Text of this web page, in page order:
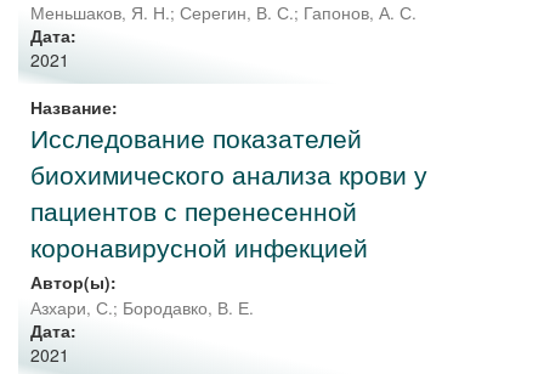
Меньшаков, Я. Н.; Серегин, В. С.; Гапонов, А. С.
Дата:
2021
Название:
Исследование показателей
биохимического анализа крови у
пациентов с перенесенной
коронавирусной инфекцией
Автор(ы):
Азхари, С.; Бородавко, В. Е.
Дата:
2021